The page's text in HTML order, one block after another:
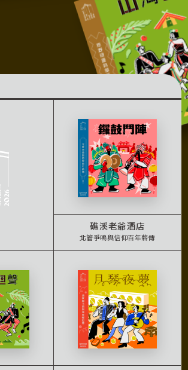
礁溪老爺酒店
北管爭鳴與信仰百年薪傳